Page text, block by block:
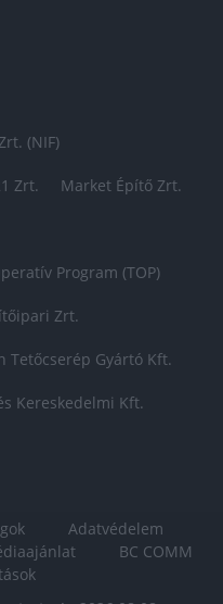
(NIF)
Zrt. Market Építő Zrt.
Program (TOP)
Zrt.
Tetőcserép Gyártó Kft.
Kereskedelmi Kft.
Adatvédelem
BC COMM